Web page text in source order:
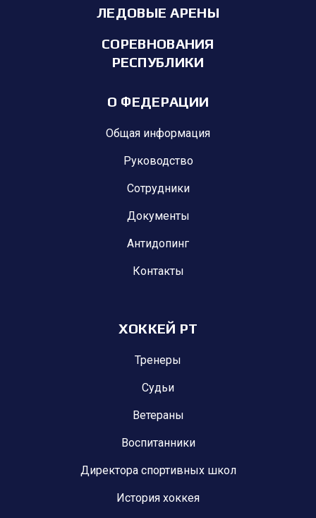
ЛЕДОВЫЕ АРЕНЫ
СОРЕВНОВАНИЯ
РЕСПУБЛИКИ
О ФЕДЕРАЦИИ
Общая информация
Руководство
Сотрудники
Документы
Антидопинг
Контакты
ХОККЕЙ РТ
Тренеры
Судьи
Ветераны
Воспитанники
Директора спортивных школ
История хоккея